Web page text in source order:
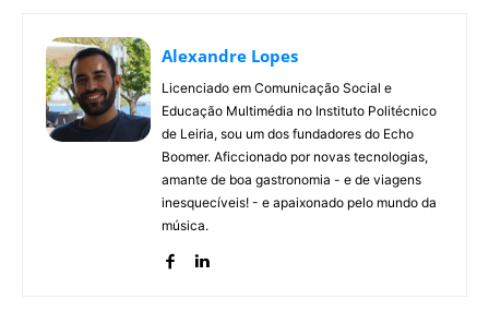
Alexandre Lopes
Licenciado em Comunicação Social e
Educação Multimédia no Instituto Politécnico
de Leiria, sou um dos fundadores do Echo
Boomer. Aficcionado por novas tecnologias,
amante de boa gastronomia - e de viagens
inesquecíveis! - e apaixonado pelo mundo da
música.